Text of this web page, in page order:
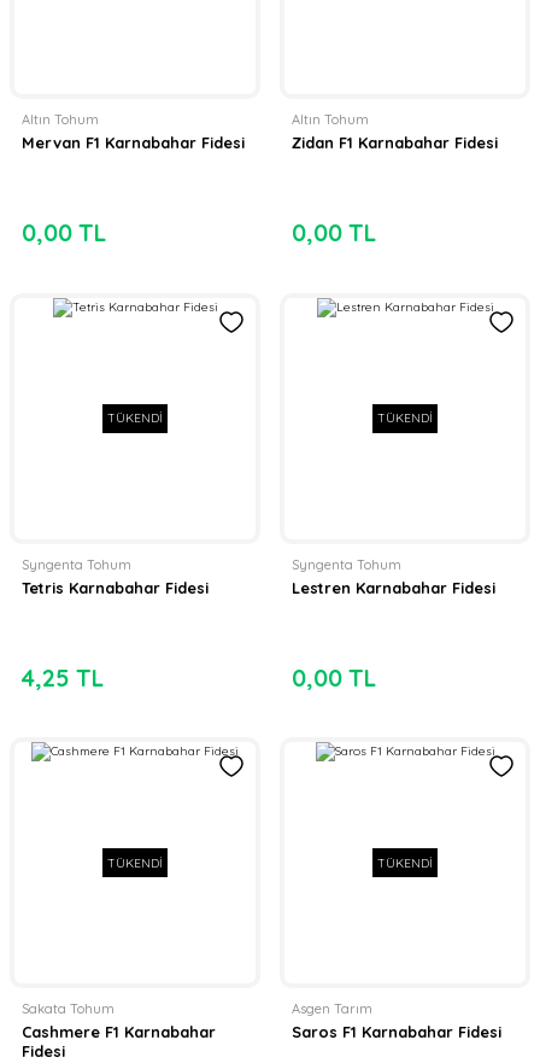
Altın Tohum
Mervan F1 Karnabahar Fidesi
0,00 TL
Altın Tohum
Zidan F1 Karnabahar Fidesi
0,00 TL
TÜKENDİ
Syngenta Tohum
Tetris Karnabahar Fidesi
4,25 TL
TÜKENDİ
Syngenta Tohum
Lestren Karnabahar Fidesi
0,00 TL
TÜKENDİ
Sakata Tohum
Cashmere F1 Karnabahar
Fidesi
TÜKENDİ
Asgen Tarım
Saros F1 Karnabahar Fidesi